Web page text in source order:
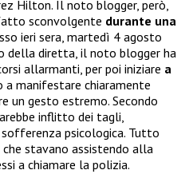
Hilton. Il noto blogger, però,
sconvolgente durante una
ieri sera, martedì 4 agosto
della diretta, il noto blogger ha
allarmanti, per poi iniziare a
a manifestare chiaramente
un gesto estremo. Secondo
inflitto dei tagli,
psicologica. Tutto
stavano assistendo alla
a chiamare la polizia.